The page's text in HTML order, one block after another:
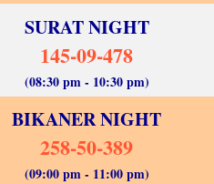
SURAT NIGHT
145-09-478
(08:30 pm - 10:30 pm)
BIKANER NIGHT
258-50-389
(09:00 pm - 11:00 pm)